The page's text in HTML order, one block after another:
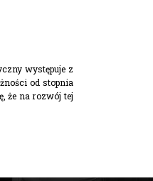
występuje z
od stopnia
że na rozwój tej